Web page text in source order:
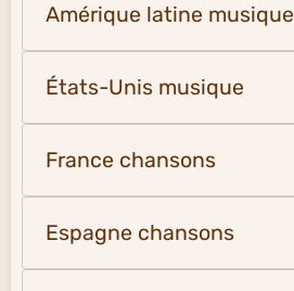
Amérique latine musique
États-Unis musique
France chansons
Espagne chansons